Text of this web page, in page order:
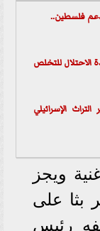
فلسطين..
للتخلص
الإسرائيلي
ويجز
بثا على
رئيس